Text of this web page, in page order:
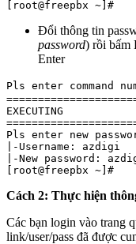
Đổi thông tin
password) rồi bấm
Enter
Pls enter command
EXECUTING
Pls enter new
|-Username: azdigi
|-New password:
Cách 2: Thực hiện
Các bạn login vào trang
link/user/pass đã được